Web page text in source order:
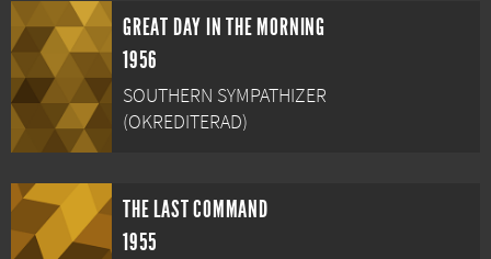
GREAT DAY IN THE MORNING
1956
SOUTHERN SYMPATHIZER
(OKREDITERAD)
THE LAST COMMAND
1955